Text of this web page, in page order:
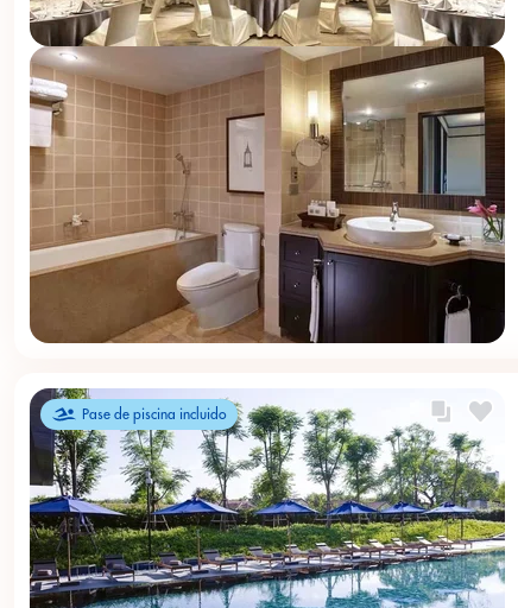
Pase de piscina incluido